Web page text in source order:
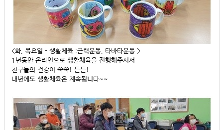
<화, 목요일 - 생활체육 :근력운동, 타바타운동 >
1년동안 온라인으로 생활체육을 진행해주셔서
친구들의 건강이 쑥쑥! 튼튼!
내년에도 생활체육은 계속됩니다~~